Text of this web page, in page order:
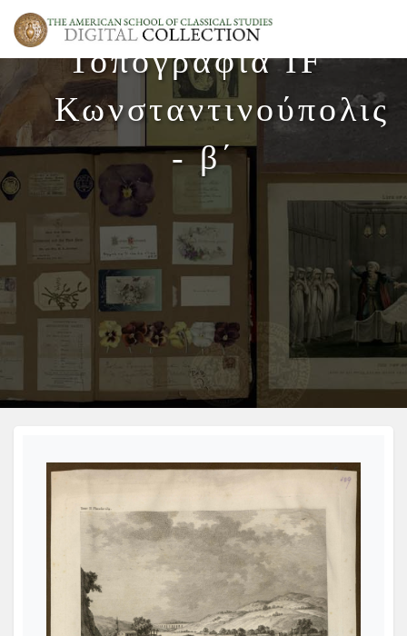
Τοπογραφία IF΄
Κωνσταντινούπολις
- β΄